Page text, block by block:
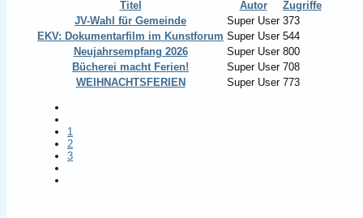
Titel
Autor
Zugriffe
JV-Wahl für Gemeinde
Super User 373
EKV: Dokumentarfilm im Kunstforum Super User 544
Neujahrsempfang 2026
Super User 800
Bücherei macht Ferien!
Super User 708
WEIHNACHTSFERIEN
Super User 773
1
2
3